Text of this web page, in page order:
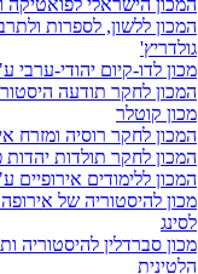
המכון הישראלי
המכון ללשון, לספרות
גולדריץ'
מכון לדו-קיום יהודי-ערבי
המכון לחקר תודעה
מכון קוטלר
המכון לחקר רוסיה ומזרח
המכון לחקר תולדות יהדות
המכון ללימודים
מכון להיסטוריה של
לסינג
מכון סברדלין להיסטוריה
הלטינית